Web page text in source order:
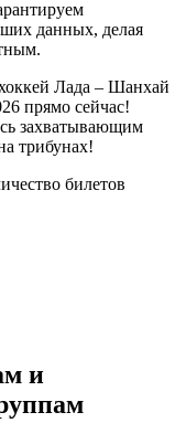
данных, делая
Лада – Шанхай
прямо сейчас!
захватывающим
трибунах!
билетов
и